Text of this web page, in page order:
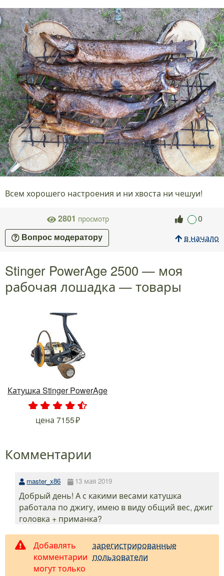
Всем хорошего настроения и ни хвоста ни чешуи!
2801 просмотр 0
Вопрос модератору в начало
Stinger PowerAge 2500 — моя
рабочая лошадка — товары
Катушка Stinger PowerAge
. . .
цена 7155
Комментарии
master_x86 13 мая 2019
Добрый день! А с какими весами катушка
работала по джигу, имею в виду общий вес, джиг
головка + приманка?
Добавлять
комментарии
могут только
зарегистрированные
пользователи